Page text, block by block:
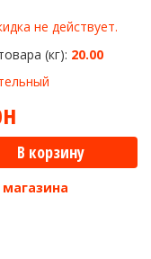
не действует.
(кг): 20.00
В корзину
магазина